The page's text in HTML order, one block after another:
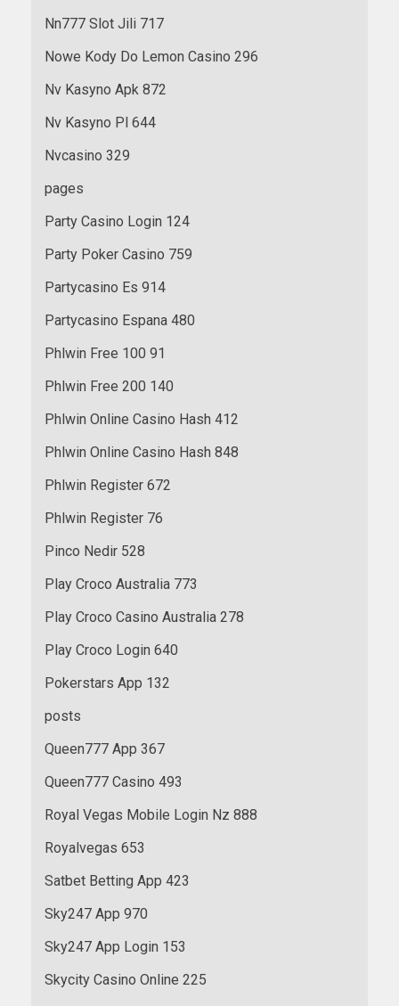
Nn777 Slot Jili 717
Nowe Kody Do Lemon Casino 296
Nv Kasyno Apk 872
Nv Kasyno Pl 644
Nvcasino 329
pages
Party Casino Login 124
Party Poker Casino 759
Partycasino Es 914
Partycasino Espana 480
Phlwin Free 100 91
Phlwin Free 200 140
Phlwin Online Casino Hash 412
Phlwin Online Casino Hash 848
Phlwin Register 672
Phlwin Register 76
Pinco Nedir 528
Play Croco Australia 773
Play Croco Casino Australia 278
Play Croco Login 640
Pokerstars App 132
posts
Queen777 App 367
Queen777 Casino 493
Royal Vegas Mobile Login Nz 888
Royalvegas 653
Satbet Betting App 423
Sky247 App 970
Sky247 App Login 153
Skycity Casino Online 225